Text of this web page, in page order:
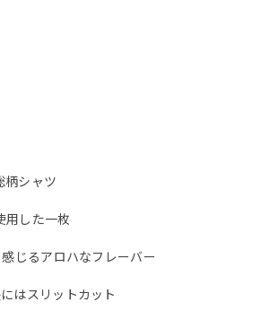
柄シャツ
用した一枚
じるアロハなフレーバー
はスリットカット